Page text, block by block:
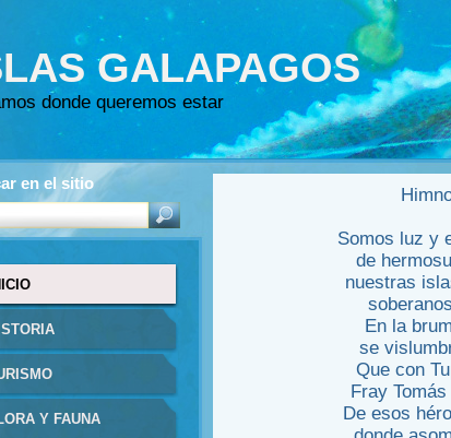
GALAPAGOS
donde queremos estar
Somos luz y
de
nuestras
En la
se
Que con
Fray
De esos
Y FAUNA
en el sitio